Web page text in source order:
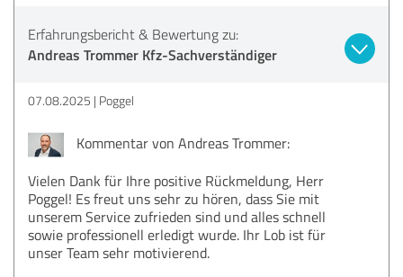
Erfahrungsbericht & Bewertung zu:
Andreas Trommer Kfz-Sachverständiger
07.08.2025 Poggel
Kommentar von Andreas Trommer:
Vielen Dank für Ihre positive Rückmeldung, Herr
Poggel! Es freut uns sehr zu hören, dass Sie mit
unserem Service zufrieden sind und alles schnell
sowie professionell erledigt wurde. Ihr Lob ist für
unser Team sehr motivierend.